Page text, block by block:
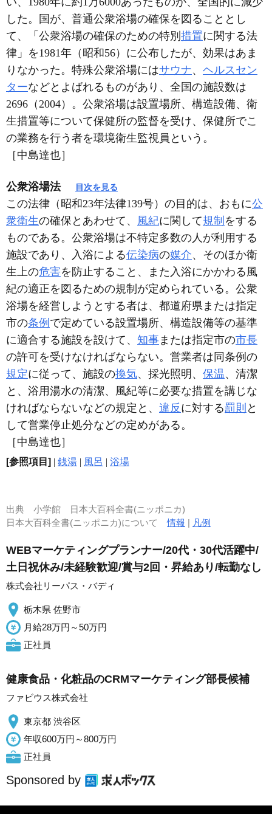
した。国が、普通公衆浴場の確保を図ることとし
て、「公衆浴場の確保のための特別 措置に関する法
律」を1981年（昭和56）に公布したが、効果はあま
りなかった。特殊公衆浴場にはサウナ、 ヘルスセン
ターなどとよばれるものがあり、全国の施設数は
2696（2004）。公衆浴場は設置場所、構造設備、衛
生措置等について保健所の監督を受け、保健所でこ
の業務を行う者を環境衛生監視員という。
［中島達也］
公衆浴場法 目次を見る
この法律（昭和23年法律139号）の目的は、おもに公
衆衛生の確保とあわせて、 風紀に関して規制 をする
ものである。公衆浴場は不特定多数の人が利用する
施設であり、入浴による伝染病の媒介、そのほか衛
生上の危害を防止すること、また入浴にかかわる風
紀の適正を図るための規制が定められている。公衆
浴場を経営しようとする者は、都道府県または指定
市の条例 で定めている設置場所、構造設備等の基準
に適合する施設を設けて、 知事または指定市の市長
の許可を受けなければならない。営業者は同条例の
規定に従って、施設の換気、採光照明、 保温 、清潔
と、浴用湯水の清潔、風紀等に必要な措置を講じな
ければならないなどの規定と、 違反 に対する罰則 と
して営業停止処分などの定めがある。
［中島達也］
[参照項目] | 銭湯 | 風呂 | 浴場
出典 小学館 日本大百科全書(ニッポニカ)
日本大百科全書(ニッポニカ)について情報 | 凡例
WEBマーケティングプランナー/20代・30代活躍中/
土日祝休み/未経験歓迎/賞与2回・昇給あり/転勤なし
株式会社リーパス・バディ
栃木県 佐野市
月給28万円～50万円
正社員
健康食品・化粧品のCRMマーケティング部長候補
ファビウス株式会社
東京都 渋谷区
年収600万円～800万円
正社員
Sponsored by